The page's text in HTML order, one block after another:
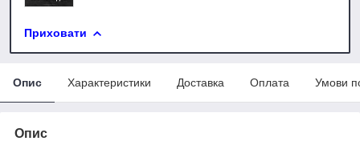
Приховати
Опис Характеристики Доставка Оплата Умови
Опис